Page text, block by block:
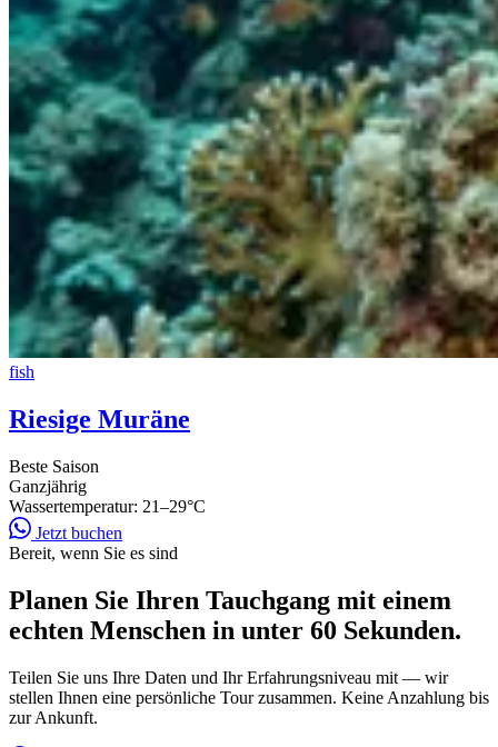
fish
Riesige Muräne
Beste Saison
Ganzjährig
Wassertemperatur: 21–29°C
Jetzt buchen
Bereit, wenn Sie es sind
Planen Sie Ihren Tauchgang mit einem
echten Menschen in unter 60 Sekunden.
Teilen Sie uns Ihre Daten und Ihr Erfahrungsniveau mit — wir
stellen Ihnen eine persönliche Tour zusammen. Keine Anzahlung bis
zur Ankunft.